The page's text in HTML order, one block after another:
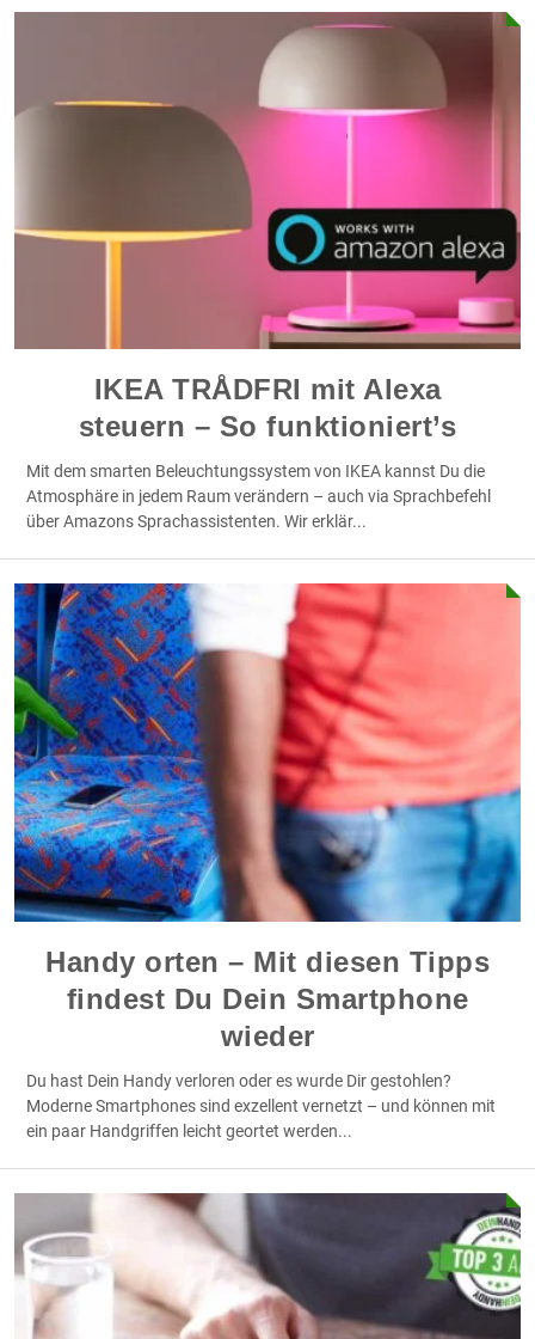
IKEA TRÅDFRI mit Alexa
steuern – So funktioniert’s
Mit dem smarten Beleuchtungssystem von IKEA kannst Du die
Atmosphäre in jedem Raum verändern – auch via Sprachbefehl
über Amazons Sprachassistenten. Wir erklär...
Handy orten – Mit diesen Tipps
findest Du Dein Smartphone
wieder
Du hast Dein Handy verloren oder es wurde Dir gestohlen?
Moderne Smartphones sind exzellent vernetzt – und können mit
ein paar Handgriffen leicht geortet werden...